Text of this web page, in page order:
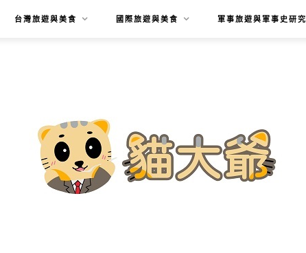
台灣旅遊與美食 國際旅遊與美食 軍事旅遊與軍事史研究